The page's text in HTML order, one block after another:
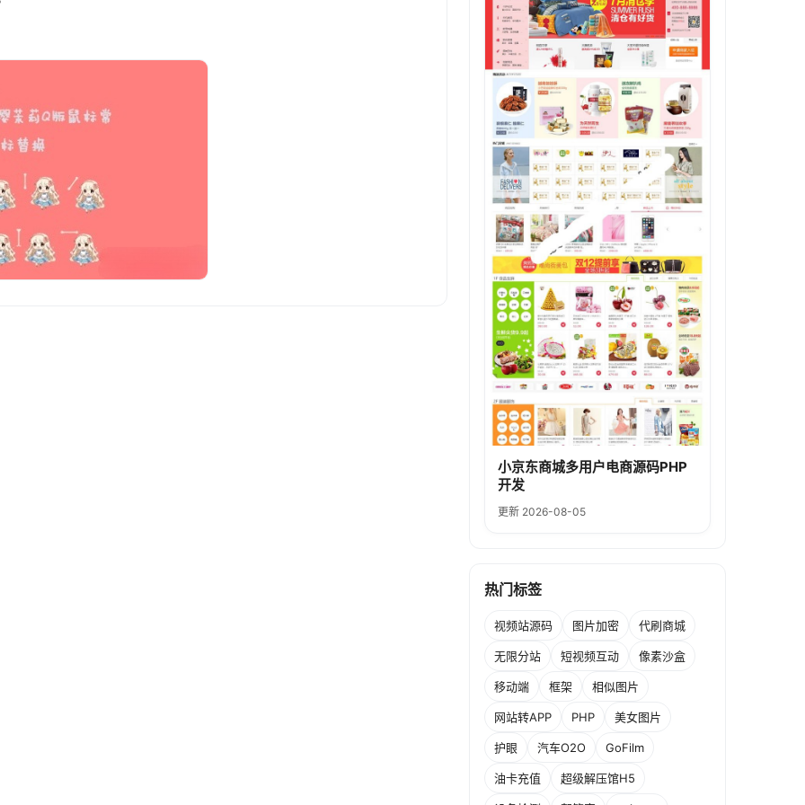
小京东商城多用户电商源码PHP
开发
更新 2026-08-05
热门标签
视频站源码 图片加密 代刷商城
无限分站 短视频互动 像素沙盒
移动端 框架 相似图片
网站转APP PHP 美女图片
护眼 汽车O2O GoFilm
油卡充值 超级解压馆H5